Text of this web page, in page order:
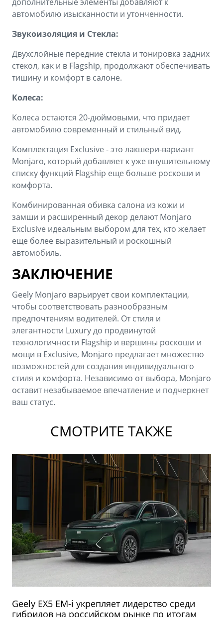
автомобилю изысканности и утонченности.
Звукоизоляция и Стекла:
Двухслойные передние стекла и тонировка задних
стекол, как и в Flagship, продолжают обеспечивать
тишину и комфорт в салоне.
Колеса:
Колеса остаются 20-дюймовыми, что придает
автомобилю современный и стильный вид.
Комплектация Exclusive - это лакшери-вариант
Monjaro, который добавляет к уже внушительному
списку функций Flagship еще больше роскоши и
комфорта.
Комбинированная обивка салона из кожи и
замши и расширенный декор делают Monjaro
Exclusive идеальным выбором для тех, кто желает
еще более выразительный и роскошный
автомобиль.
ЗАКЛЮЧЕНИЕ
Geely Monjaro варьирует свои комплектации,
чтобы соответствовать разнообразным
предпочтениям водителей. От стиля и
элегантности Luxury до продвинутой
технологичности Flagship и вершины роскоши и
мощи в Exclusive, Monjaro предлагает множество
возможностей для создания индивидуального
стиля и комфорта. Независимо от выбора, Monjaro
оставит незабываемое впечатление и подчеркнет
ваш статус.
СМОТРИТЕ ТАКЖЕ
Geely EX5 EM-i укрепляет лидерство среди
гибридов на российском рынке по итогам